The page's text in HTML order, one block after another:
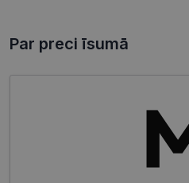
Par preci īsumā